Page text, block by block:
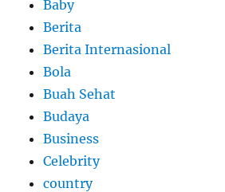
Baby
Berita
Berita Internasional
Bola
Buah Sehat
Budaya
Business
Celebrity
country